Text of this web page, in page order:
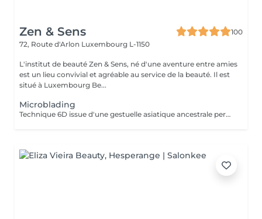
Zen & Sens
100
72, Route d'Arlon Luxembourg L-1150
L'institut de beauté Zen & Sens, né d'une aventure entre amies
est un lieu convivial et agréable au service de la beauté. Il est
situé à Luxembourg Be...
Microblading
Technique 6D issue d'une gestuelle asiatique ancestrale permettant de restructurer vos sourcils pour un résultat poil à poil plus vrai que nature Prenez rendez vous avec notre experte pour conseils et devis personnalisés.